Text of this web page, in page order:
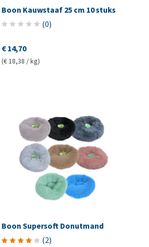
Boon Kauwstaaf 25 cm 10 stuks
(0)
€ 14,70
(€ 18,38 / kg)
Boon Supersoft Donutmand
(2)